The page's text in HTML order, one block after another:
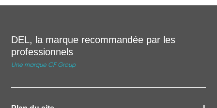
DEL, la marque recommandée par les
professionnels
Une marque CF Group